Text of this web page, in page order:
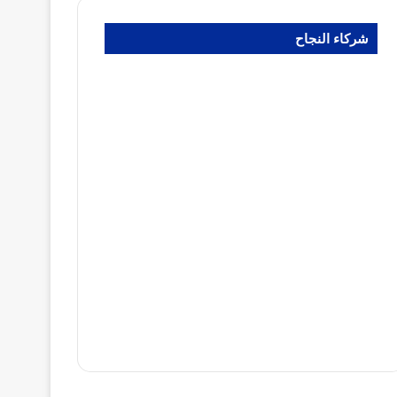
شركاء النجاح